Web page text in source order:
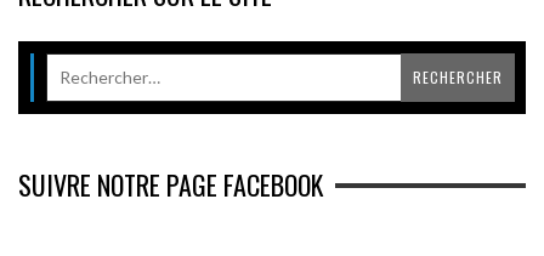
SUIVRE NOTRE PAGE FACEBOOK